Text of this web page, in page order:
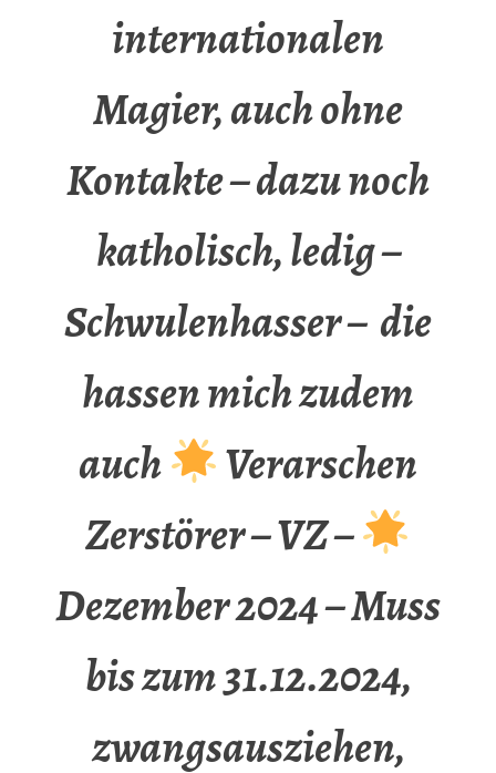
internationalen
Magier, auch ohne
Kontakte – dazu noch
katholisch, ledig –
Schwulenhasser – die
hassen mich zudem
auch
Verarschen
Zerstörer – VZ –
Dezember 2024 – Muss
bis zum 31.12.2024,
zwangsausziehen,